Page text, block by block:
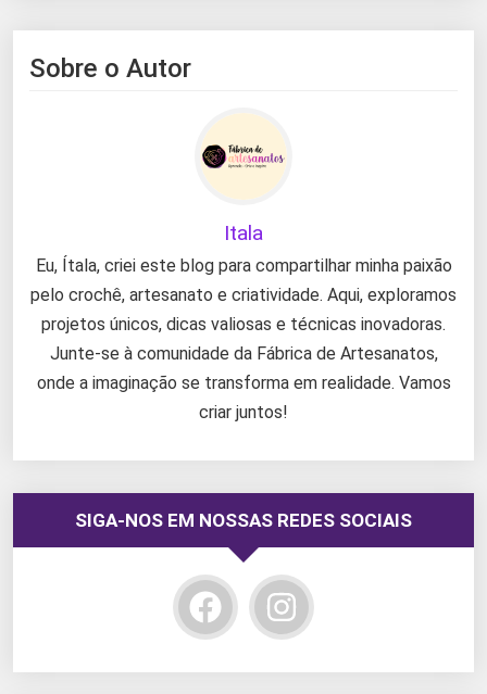
Sobre o Autor
Itala
Eu, Ítala, criei este blog para compartilhar minha paixão
pelo crochê, artesanato e criatividade. Aqui, exploramos
projetos únicos, dicas valiosas e técnicas inovadoras.
Junte-se à comunidade da Fábrica de Artesanatos,
onde a imaginação se transforma em realidade. Vamos
criar juntos!
SIGA-NOS EM NOSSAS REDES SOCIAIS